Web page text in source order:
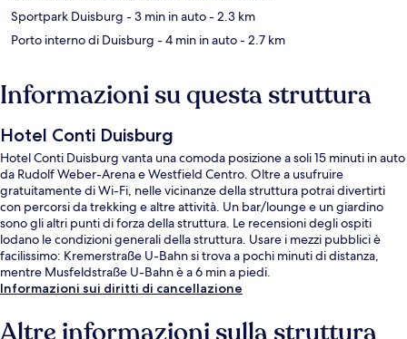
Sportpark Duisburg - 3 min in auto- 2.3 km
Porto interno di Duisburg - 4 min in auto- 2.7 km
Informazioni su questa struttura
Hotel Conti Duisburg
Hotel Conti Duisburg vanta una comoda posizione a soli 15 minuti in auto
da Rudolf Weber-Arena e Westfield Centro. Oltre a usufruire
gratuitamente di Wi-Fi, nelle vicinanze della struttura potrai divertirti
con percorsi da trekking e altre attività. Un bar/lounge e un giardino
sono gli altri punti di forza della struttura. Le recensioni degli ospiti
lodano le condizioni generali della struttura. Usare i mezzi pubblici è
facilissimo: Kremerstraße U-Bahn si trova a pochi minuti di distanza,
mentre Musfeldstraße U-Bahn è a 6 min a piedi.
Informazioni sui diritti di cancellazione